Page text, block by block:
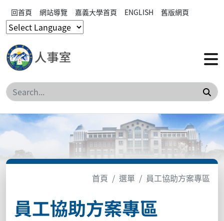
回首頁 網站導覽 嘉義大學首頁 ENGLISH 舊版網頁
搜
首頁 選單 員工協助方案專區
員工協助方案專區